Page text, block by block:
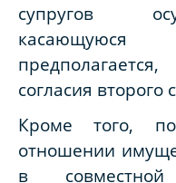
супругов
касающуюся
согласия второго
Кроме того,
отношении
в